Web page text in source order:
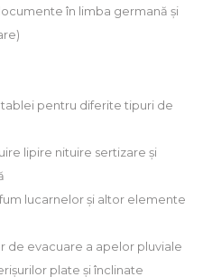
în limba germană și
pentru diferite tipuri de
lipire nituire sertizare și
lucarnelor și altor elemente
de evacuare a apelor pluviale
plate și înclinate